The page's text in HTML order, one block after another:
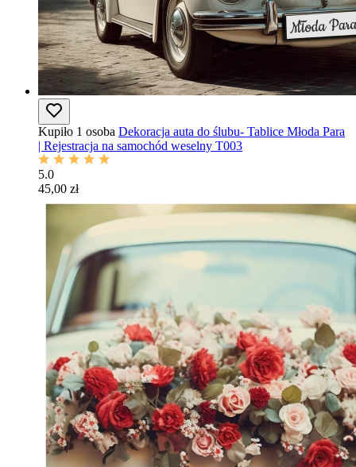
Kupiło 1 osoba Dekoracja auta do ślubu- Tablice Młoda Para
| Rejestracja na samochód weselny T003
5.0
45,00 zł